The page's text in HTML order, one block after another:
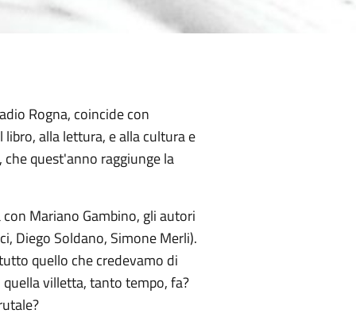
Rogna, coincide con
alla lettura, e alla cultura e
quest'anno raggiunge la
Mariano Gambino, gli autori
Diego Soldano, Simone Merli).
quello che credevamo di
villetta, tanto tempo, fa?